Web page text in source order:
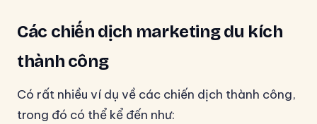
Các chiến dịch marketing du kích
thành công
Có rất nhiều ví dụ về các chiến dịch thành công,
trong đó có thể kể đến như: